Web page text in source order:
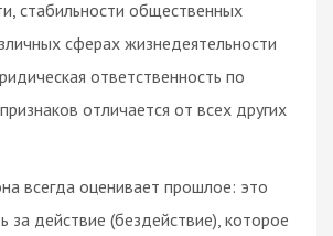
стабильности общественных
сферах жизнедеятельности
ответственность по
отличается от всех других
всегда оценивает прошлое: это
за действие (бездействие), которое